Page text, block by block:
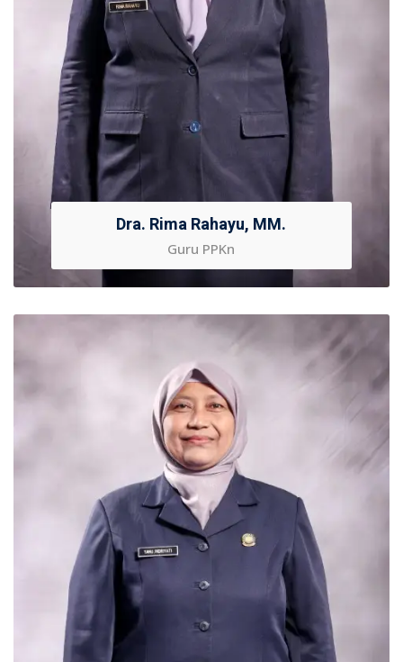
Dra. Rima Rahayu, MM.
Guru PPKn